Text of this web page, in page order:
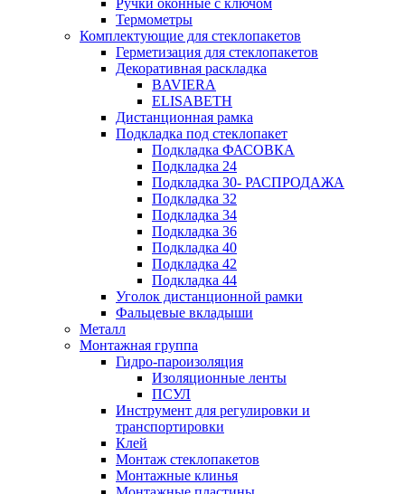
Термометры
Комплектующие для стеклопакетов
Герметизация для стеклопакетов
Декоративная раскладка
BAVIERA
ELISABETH
Дистанционная рамка
Подкладка под стеклопакет
Подкладка ФАСОВКА
Подкладка 24
Подкладка 30- РАСПРОДАЖА
Подкладка 32
Подкладка 34
Подкладка 36
Подкладка 40
Подкладка 42
Подкладка 44
Уголок дистанционной рамки
Фальцевые вкладыши
Металл
Монтажная группа
Гидро-пароизоляция
Изоляционные ленты
ПСУЛ
Инструмент для регулировки и
транспортировки
Клей
Монтаж стеклопакетов
Монтажные клинья